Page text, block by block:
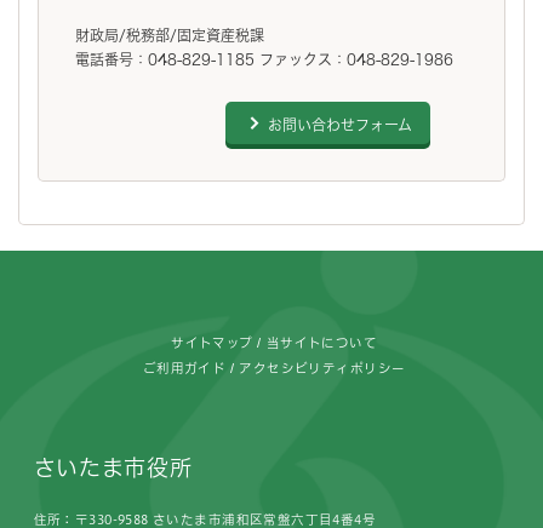
財政局/税務部/固定資産税課
電話番号：048-829-1185 ファックス：048-829-1986
お問い合わせフォーム
サイトマップ 当サイトについて
ご利用ガイド アクセシビリティポリシー
さいたま市役所
住所：〒330-9588 さいたま市浦和区常盤六丁目4番4号